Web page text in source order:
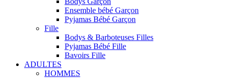
Ensemble bébé Garçon
Pyjamas Bébé Garçon
Fille
Bodys & Barboteuses Filles
Pyjamas Bébé Fille
Bavoirs Fille
ADULTES
HOMMES